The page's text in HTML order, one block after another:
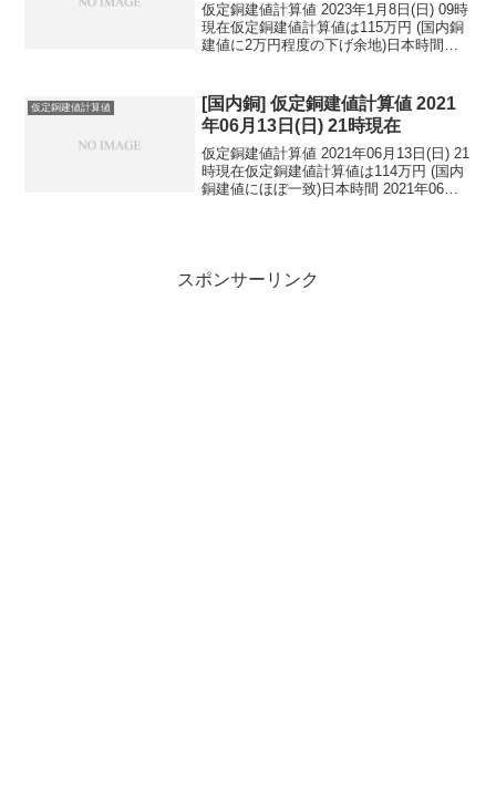
仮定銅建値計算値 2023年1月8日(日) 09時
現在仮定銅建値計算値は115万円 (国内銅
建値に2万円程度の下げ余地)日本時間
ル：132...
仮定銅建値計算値
[国内銅] 仮定銅建値計算値 2021
年06月13日(日) 21時現在
仮定銅建値計算値 2021年06月13日(日) 21
時現在仮定銅建値計算値は114万円 (国内
銅建値にほぼ一致)日本時間 2021年06月
スポンサーリンク